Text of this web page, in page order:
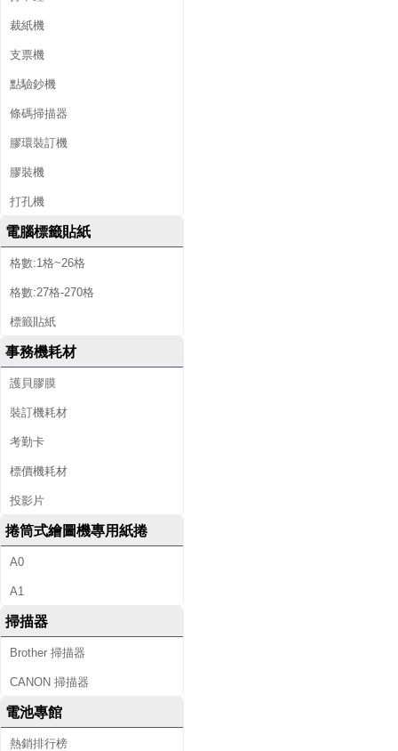
裁紙機
支票機
點驗鈔機
條碼掃描器
膠環裝訂機
膠裝機
打孔機
電腦標籤貼紙
格數:1格~26格
格數:27格-270格
標籤貼紙
事務機耗材
護貝膠膜
裝訂機耗材
考勤卡
標價機耗材
投影片
捲筒式繪圖機專用紙捲
A0
A1
掃描器
Brother 掃描器
CANON 掃描器
電池專館
熱銷排行榜